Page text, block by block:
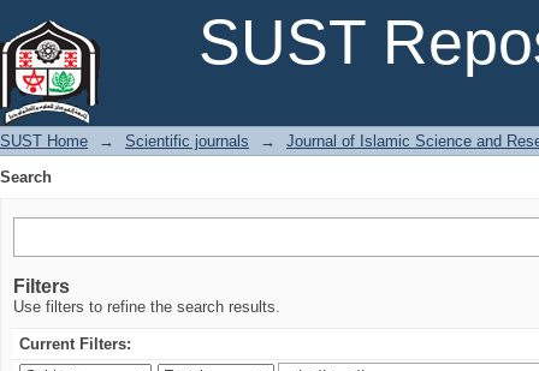
SUST
SUST Home → Scientific journals →
Journal of Islamic Science and
Search
Filters
Use filters to refine the search results.
Current Filters: